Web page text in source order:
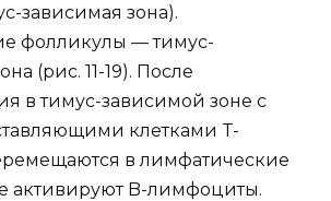
зависимая зона).
фолликулы — тимус-
(рис. 11-19). После
в тимус-зависимой зоне с
клетками T-
в лимфатические
активируют B-лимфоциты.